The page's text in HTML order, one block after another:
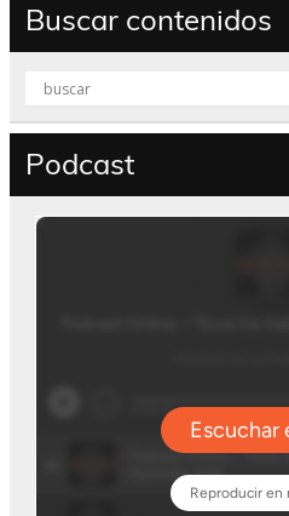
Buscar contenidos
Podcast